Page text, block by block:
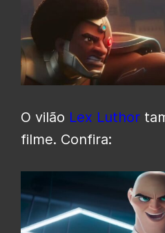
O vilão Lex Luthor
filme. Confira: